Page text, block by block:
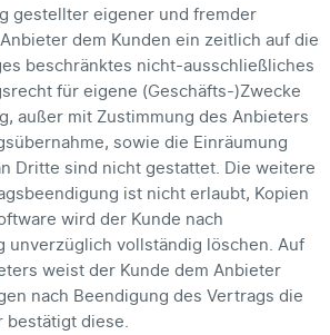
gestellter eigener und fremder
dem Kunden ein zeitlich auf die
beschränktes nicht-ausschließliches
für eigene (Geschäfts-)Zwecke
außer mit Zustimmung des Anbieters
sowie die Einräumung
Dritte sind nicht gestattet. Die weitere
ist nicht erlaubt, Kopien
wird der Kunde nach
unverzüglich vollständig löschen. Auf
weist der Kunde dem Anbieter
nach Beendigung des Vertrags die
bestätigt diese.